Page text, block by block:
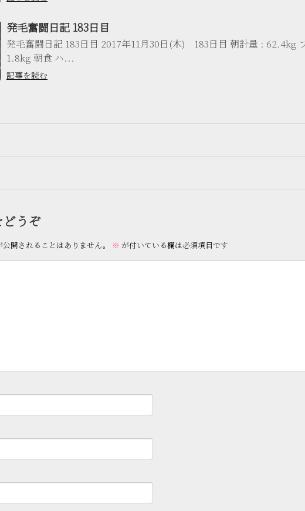
発毛奮闘日記 183日目
発毛奮闘日記 183日目 2017年11月30日(木) 183日目 朝計量 : 62.4kg
1.8kg 朝食 ハ...
記事を読む
どうぞ
開されることはありません。 ※ が付いている欄は必須項目です